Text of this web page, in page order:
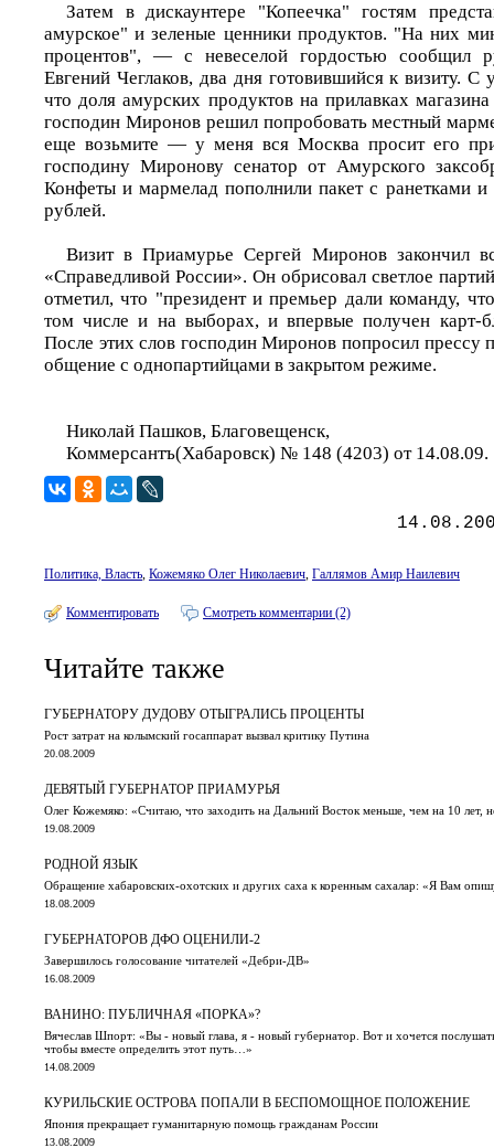
Затем в дискаунтере "Копеечка" гостям
амурское" и зеленые ценники продуктов. "На них
процентов", — с невеселой гордостью сообщил
Евгений Чеглаков, два дня готовившийся к визиту. С
что доля амурских продуктов на прилавках магазина
господин Миронов решил попробовать местный
еще возьмите — у меня вся Москва просит его
господину Миронову сенатор от Амурского
Конфеты и мармелад пополнили пакет с ранетками и
рублей.
Визит в Приамурье Сергей Миронов закончил
«Справедливой России». Он обрисовал светлое
отметил, что "президент и премьер дали команду,
том числе и на выборах, и впервые получен карт-
После этих слов господин Миронов попросил прессу
общение с однопартийцами в закрытом режиме.
Николай Пашков, Благовещенск,
Коммерсантъ(Хабаровск) № 148 (4203) от 14.08.09.
Политика, Власть, Кожемяко Олег Николаевич, Галлямов Амир Наилевич
Комментировать Смотреть комментарии (2)
Читайте также
ГУБЕРНАТОРУ ДУДОВУ ОТЫГРАЛИСЬ ПРОЦЕНТЫ
Рост затрат на колымский госаппарат вызвал критику Путина
20.08.2009
ДЕВЯТЫЙ ГУБЕРНАТОР ПРИАМУРЬЯ
Олег Кожемяко: «Считаю, что заходить на Дальний Восток меньше, чем на 10 лет,
19.08.2009
РОДНОЙ ЯЗЫК
Обращение хабаровских-охотских и других саха к коренным сахалар: «Я Вам
18.08.2009
ГУБЕРНАТОРОВ ДФО ОЦЕНИЛИ-2
Завершилось голосование читателей «Дебри-ДВ»
16.08.2009
ВАНИНО: ПУБЛИЧНАЯ «ПОРКА»?
Вячеслав Шпорт: «Вы - новый глава, я - новый губернатор. Вот и хочется
чтобы вместе определить этот путь…»
14.08.2009
КУРИЛЬСКИЕ ОСТРОВА ПОПАЛИ В БЕСПОМОЩНОЕ ПОЛОЖЕНИЕ
Япония прекращает гуманитарную помощь гражданам России
13.08.2009